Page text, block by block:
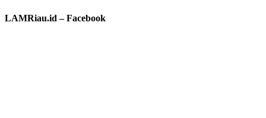
LAMRiau.id – Facebook